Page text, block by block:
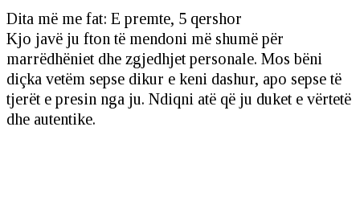
Dita më me fat: E premte, 5 qershor
Kjo javë ju fton të mendoni më shumë për
marrëdhëniet dhe zgjedhjet personale. Mos bëni
diçka vetëm sepse dikur e keni dashur, apo sepse të
tjerët e presin nga ju. Ndiqni atë që ju duket e vërtetë
dhe autentike.